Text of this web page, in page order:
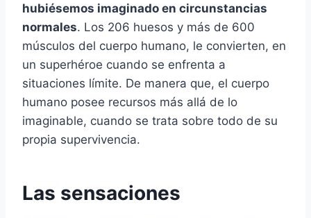
hubiésemos imaginado en circunstancias
normales. Los 206 huesos y más de 600
músculos del cuerpo humano, le convierten, en
un superhéroe cuando se enfrenta a
situaciones límite. De manera que, el cuerpo
humano posee recursos más allá de lo
imaginable, cuando se trata sobre todo de su
propia supervivencia.
Las sensaciones